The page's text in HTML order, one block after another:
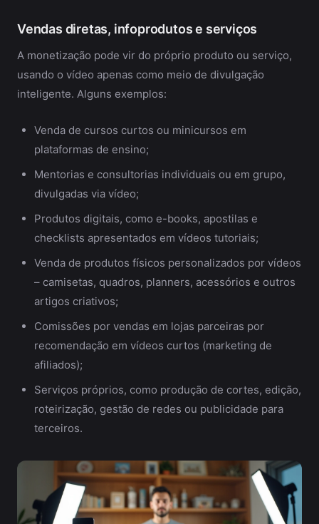
Vendas diretas, infoprodutos e serviços
A monetização pode vir do próprio produto ou serviço,
usando o vídeo apenas como meio de divulgação
inteligente. Alguns exemplos:
Venda de cursos curtos ou minicursos em
plataformas de ensino;
Mentorias e consultorias individuais ou em grupo,
divulgadas via vídeo;
Produtos digitais, como e-books, apostilas e
checklists apresentados em vídeos tutoriais;
Venda de produtos físicos personalizados por vídeos
– camisetas, quadros, planners, acessórios e outros
artigos criativos;
Comissões por vendas em lojas parceiras por
recomendação em vídeos curtos (marketing de
afiliados);
Serviços próprios, como produção de cortes, edição,
roteirização, gestão de redes ou publicidade para
terceiros.